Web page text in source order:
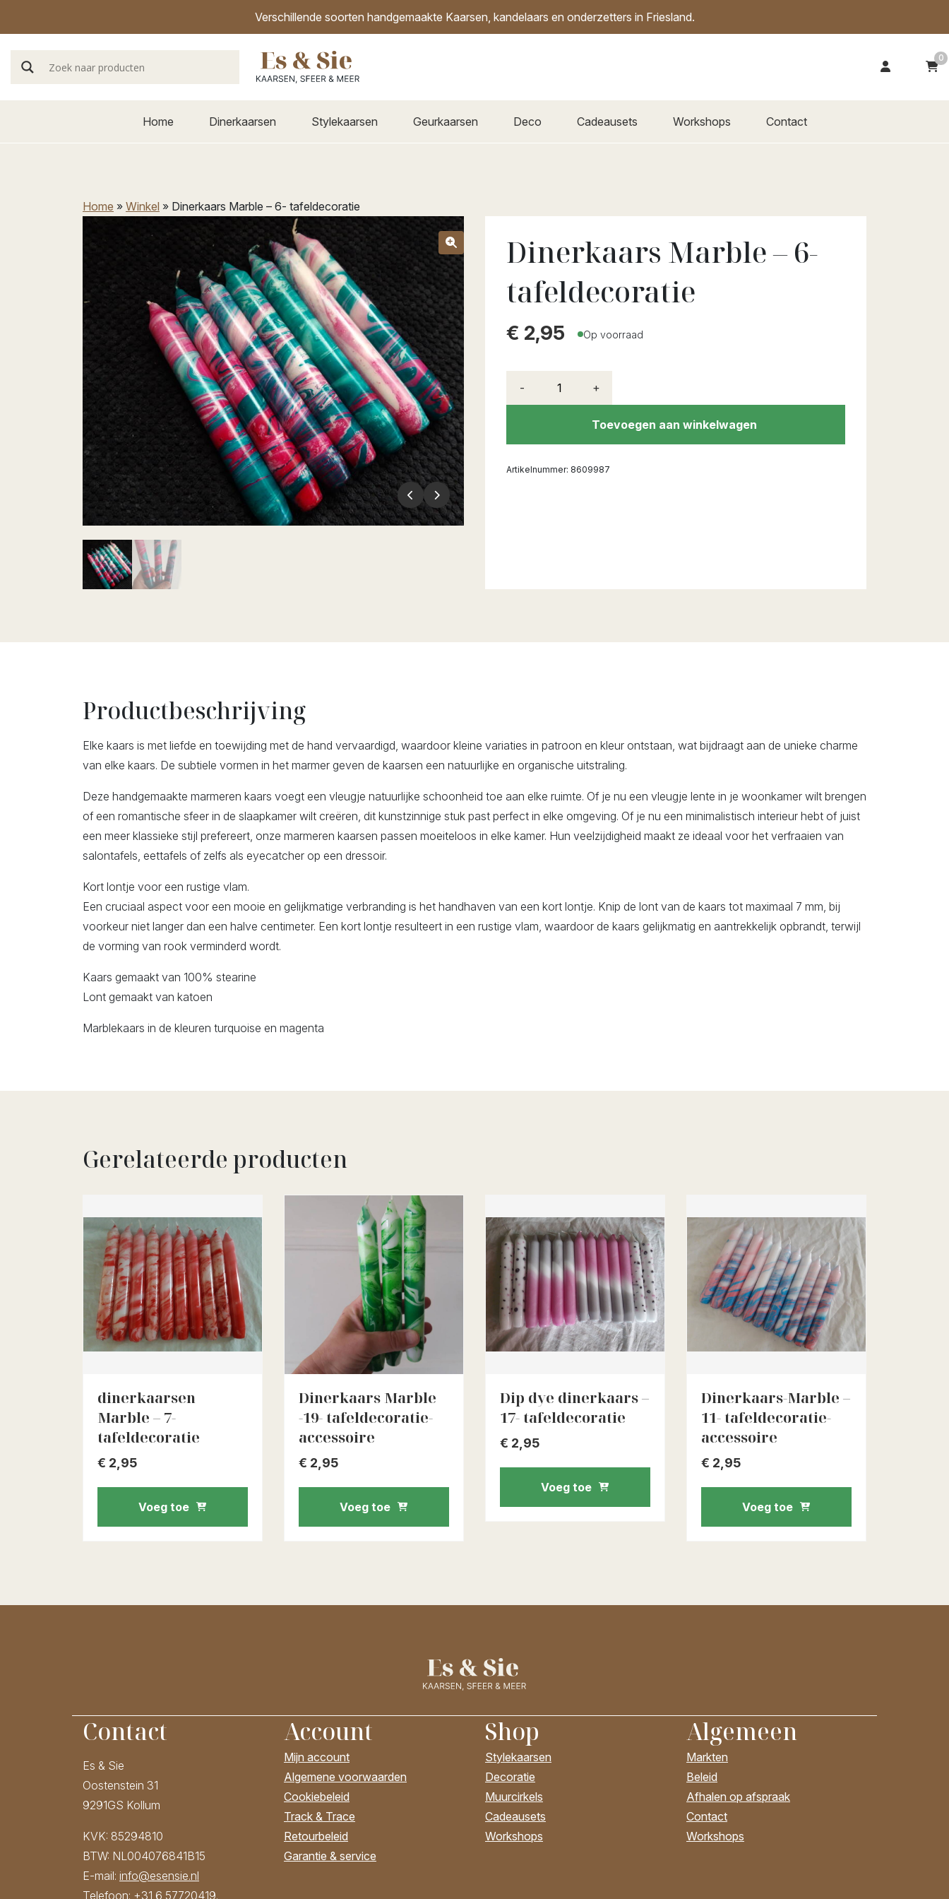
Verschillende soorten handgemaakte Kaarsen, kandelaars en onderzetters in Friesland.
0
Home Dinerkaarsen Stylekaarsen Geurkaarsen Deco Cadeausets Workshops Contact
Home » Winkel » Dinerkaars Marble – 6- tafeldecoratie
Dinerkaars Marble – 6-
tafeldecoratie
€ 2,95 Op voorraad
- +
Toevoegen aan winkelwagen
Artikelnummer: 8609987
Productbeschrijving
Elke kaars is met liefde en toewijding met de hand vervaardigd, waardoor kleine variaties in patroon en kleur ontstaan, wat bijdraagt aan de unieke charme
van elke kaars. De subtiele vormen in het marmer geven de kaarsen een natuurlijke en organische uitstraling.
Deze handgemaakte marmeren kaars voegt een vleugje natuurlijke schoonheid toe aan elke ruimte. Of je nu een vleugje lente in je woonkamer wilt brengen
of een romantische sfeer in de slaapkamer wilt creëren, dit kunstzinnige stuk past perfect in elke omgeving. Of je nu een minimalistisch interieur hebt of juist
een meer klassieke stijl prefereert, onze marmeren kaarsen passen moeiteloos in elke kamer. Hun veelzijdigheid maakt ze ideaal voor het verfraaien van
salontafels, eettafels of zelfs als eyecatcher op een dressoir.
Kort lontje voor een rustige vlam.
Een cruciaal aspect voor een mooie en gelijkmatige verbranding is het handhaven van een kort lontje. Knip de lont van de kaars tot maximaal 7 mm, bij
voorkeur niet langer dan een halve centimeter. Een kort lontje resulteert in een rustige vlam, waardoor de kaars gelijkmatig en aantrekkelijk opbrandt, terwijl
de vorming van rook verminderd wordt.
Kaars gemaakt van 100% stearine
Lont gemaakt van katoen
Marblekaars in de kleuren turquoise en magenta
Gerelateerde producten
dinerkaarsen
Marble – 7-
tafeldecoratie
€ 2,95
Voeg toe
Dinerkaars Marble
-19- tafeldecoratie-
accessoire
€ 2,95
Voeg toe
Dip dye dinerkaars –
17- tafeldecoratie
€ 2,95
Voeg toe
Dinerkaars-Marble –
11- tafeldecoratie-
accessoire
€ 2,95
Voeg toe
Contact
Es & Sie
Oostenstein 31
9291GS Kollum
KVK: 85294810
BTW: NL004076841B15
E-mail: info@esensie.nl
Telefoon: +31 6 57720419.
Account
Mijn account
Algemene voorwaarden
Cookiebeleid
Track & Trace
Retourbeleid
Garantie & service
Shop
Stylekaarsen
Decoratie
Muurcirkels
Cadeausets
Workshops
Algemeen
Markten
Beleid
Afhalen op afspraak
Contact
Workshops